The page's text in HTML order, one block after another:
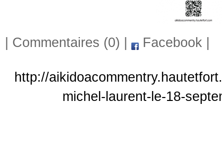
Commentaires (0) Facebook
http://
michel-laurent-le-18-